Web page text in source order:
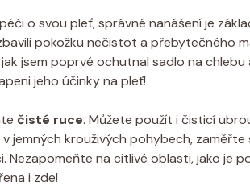
o svou pleť, správné nanášení je
pokožku nečistot a přebytečného
jsem poprvé ochutnal sadlo na
jeho účinky na pleť!
čisté ruce. Můžete použít i čisticí
jemných krouživých pohybech,
na citlivé oblasti, jako je
i zde!